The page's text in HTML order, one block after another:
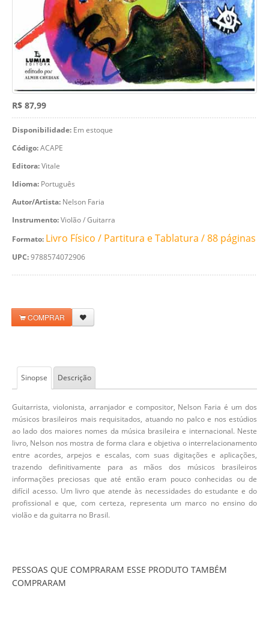
R$ 87,99
Disponibilidade: Em estoque
Código:ACAPE
Editora:Vitale
Idioma: Português
Autor/Artista: Nelson Faria
Instrumento:Violão / Guitarra
Formato: Livro Físico / Partitura e Tablatura / 88 páginas
UPC:9788574072906
COMPRAR
Sinopse Descrição
Guitarrista, violonista, arranjador e compositor, Nelson Faria é um dos
músicos brasileiros mais requisitados, atuando no palco e nos estúdios
ao lado dos maiores nomes da música brasileira e internacional. Neste
livro, Nelson nos mostra de forma clara e objetiva o interrelacionamento
entre acordes, arpejos e escalas, com suas digitações e aplicações,
trazendo definitivamente para as mãos dos músicos brasileiros
informações preciosas que até então eram pouco conhecidas ou de
difícil acesso. Um livro que atende às necessidades do estudante e do
profissional e que, com certeza, representa um marco no ensino do
violão e da guitarra no Brasil.
PESSOAS QUE COMPRARAM ESSE PRODUTO TAMBÉM
COMPRARAM